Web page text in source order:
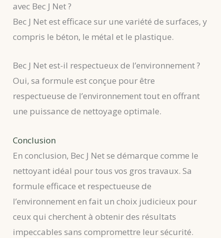
avec Bec J Net ?
Bec J Net est efficace sur une variété de surfaces, y
compris le béton, le métal et le plastique.
Bec J Net est-il respectueux de l’environnement ?
Oui, sa formule est conçue pour être
respectueuse de l’environnement tout en offrant
une puissance de nettoyage optimale.
Conclusion
En conclusion, Bec J Net se démarque comme le
nettoyant idéal pour tous vos gros travaux. Sa
formule efficace et respectueuse de
l’environnement en fait un choix judicieux pour
ceux qui cherchent à obtenir des résultats
impeccables sans compromettre leur sécurité.